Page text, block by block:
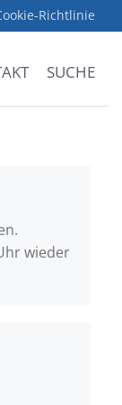
Richtlinie
SUCHE
wieder